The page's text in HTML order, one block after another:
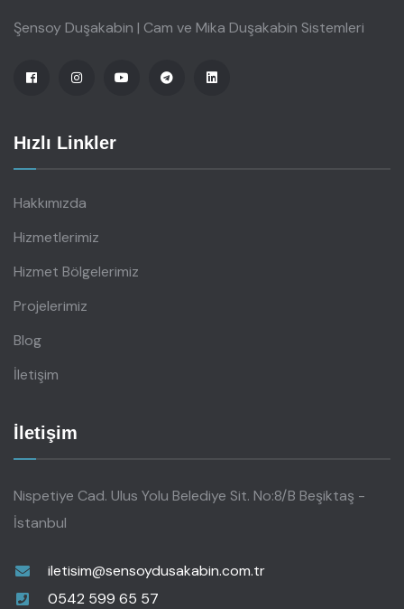
Şensoy Duşakabin | Cam ve Mika Duşakabin Sistemleri
Hızlı Linkler
Hakkımızda
Hizmetlerimiz
Hizmet Bölgelerimiz
Projelerimiz
Blog
İletişim
İletişim
Nispetiye Cad. Ulus Yolu Belediye Sit. No:8/B Beşiktaş -
İstanbul
iletisim@sensoydusakabin.com.tr
0542 599 65 57